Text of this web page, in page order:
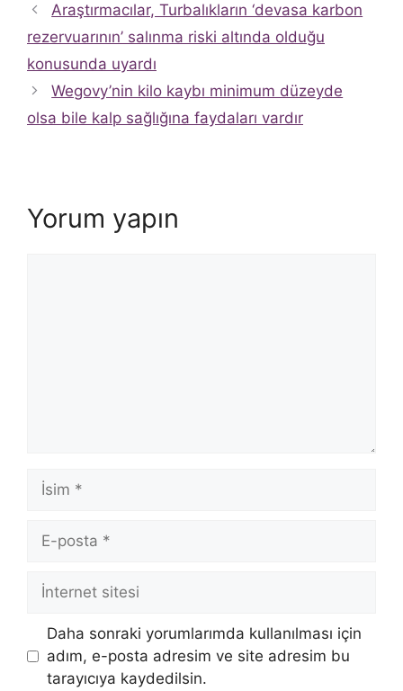
Araştırmacılar, Turbalıkların ‘devasa karbon
rezervuarının’ salınma riski altında olduğu
konusunda uyardı
Wegovy’nin kilo kaybı minimum düzeyde
olsa bile kalp sağlığına faydaları vardır
Yorum yapın
İsim
posta
İnternet
Daha sonraki yorumlarımda kullanılması için
adım, e-posta adresim ve site adresim bu
tarayıcıya kaydedilsin.